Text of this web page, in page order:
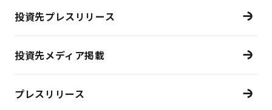
投資先プレスリリース
投資先メディア掲載
プレスリリース